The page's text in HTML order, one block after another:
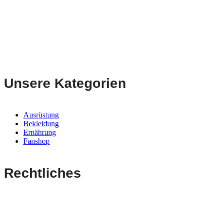
Unsere Kategorien
Ausrüstung
Bekleidung
Ernährung
Fanshop
Rechtliches